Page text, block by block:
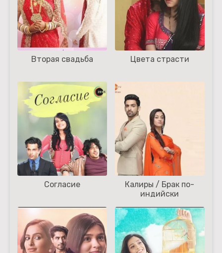
Вторая свадьба Цвета страсти
Согласие
Калиры / Брак по-
индийски